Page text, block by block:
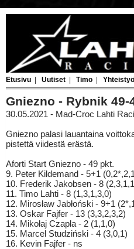
Etusivu Uutiset Timo
Gniezno - Rybnik 49-
30.05.2021 - Mad-Croc Lahti
Gniezno palasi lauantaina
pistettä viidestä erästä.
Aforti Start Gniezno - 49 pkt.
9. Peter Kildemand - 5+1
10. Frederik Jakobsen - 8
11. Timo Lahti - 8 (1,3,1,3,0)
12. Mirosław Jabłoński - 9+1
13. Oskar Fajfer - 13 (3,3,2,3,2)
14. Mikołaj Czapla - 2 (1,1,0)
15. Marcel Studziński - 4 (3,0,1)
16. Kevin Fajfer - ns